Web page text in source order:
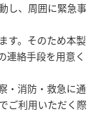
し、周囲に緊急事
す。そのため本製
連絡手段を用意く
・消防・救急に通
ご利用いただく際